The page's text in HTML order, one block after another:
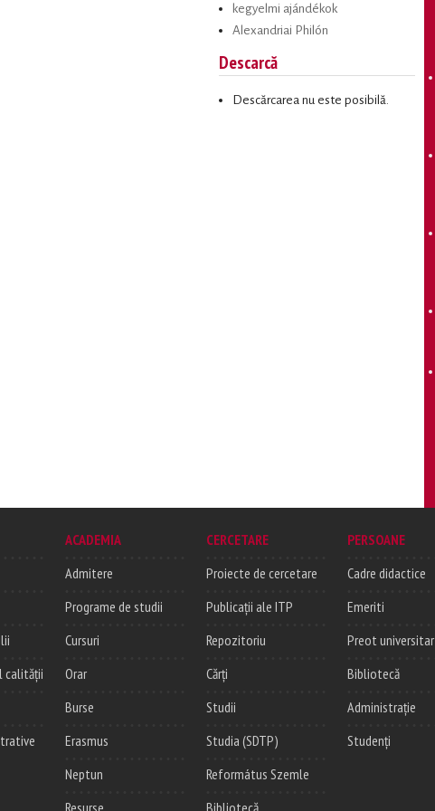
kegyelmi ajándékok
Alexandriai Philón
Descarcă
Descărcarea nu este posibilă.
calității
ACADEMIA
Admitere
Programe de studii
Cursuri
Orar
Burse
Erasmus
Neptun
Resurse
CERCETARE
Proiecte de cercetare
Publicații ale ITP
Repozitoriu
Cărți
Studii
Studia (SDTP)
Református Szemle
Bibliotecă
PERSOANE
Cadre didactice
Emeriti
Preot universitar
Bibliotecă
Administrație
Studenți